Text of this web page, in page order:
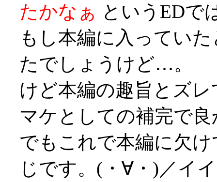
たかなぁ というEDで
もし本編に入ってい
たでしょうけど…。
けど本編の趣旨とズ
マケとしての補完で
でもこれで本編に欠
じです。(・∀・)／イ